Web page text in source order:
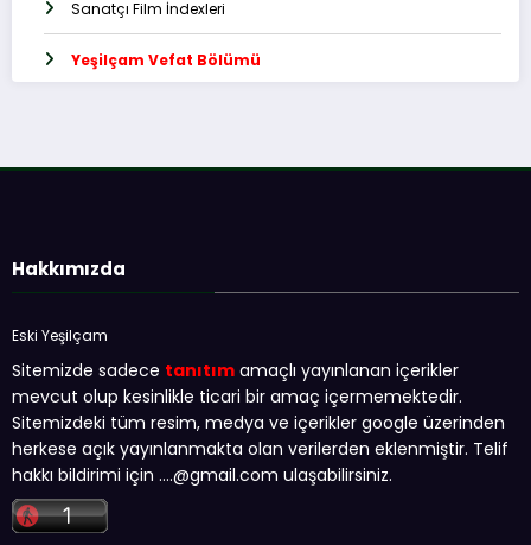
Sanatçı Film İndexleri
Yeşilçam Vefat Bölümü
Hakkımızda
Eski Yeşilçam
Sitemizde sadece tanıtım amaçlı yayınlanan içerikler
mevcut olup kesinlikle ticari bir amaç içermemektedir.
Sitemizdeki tüm resim, medya ve içerikler google üzerinden
herkese açık yayınlanmakta olan verilerden eklenmiştir. Telif
hakkı bildirimi için ….@gmail.com ulaşabilirsiniz.